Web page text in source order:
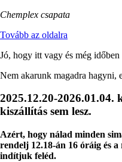
Chemplex csapata
Tovább az oldalra
Jó, hogy itt vagy és még
Nem akarunk magadra hagyni,
2025.12.20-2026.01.04.
kiszállítás sem lesz.
Azért, hogy nálad minden
rendelj 12.18-án 16 óráig és
indítjuk feléd.